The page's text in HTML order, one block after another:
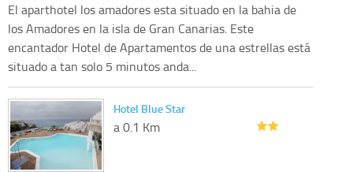
El aparthotel los amadores esta situado en la bahia de
los Amadores en la isla de Gran Canarias. Este
encantador Hotel de Apartamentos de una estrellas está
situado a tan solo 5 minutos anda...
Hotel Blue Star
a 0.1 Km